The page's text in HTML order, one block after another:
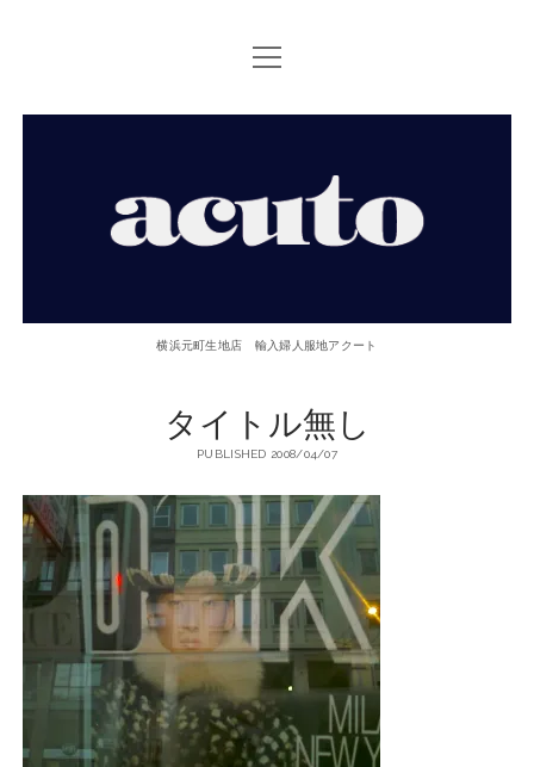
TOP PAGE
ACUTOについて
open
menu
元
地
店
輸
入
婦
横浜元町生地店 輸入婦人服地アクート
タイトル無し
PUBLISHED 2008/04/07